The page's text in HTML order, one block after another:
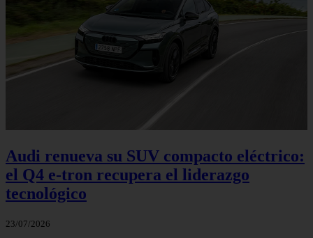
Audi renueva su SUV compacto eléctrico:
el Q4 e‑tron recupera el liderazgo
tecnológico
23/07/2026